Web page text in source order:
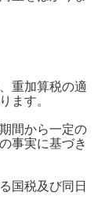
重加算税の適
ます。
間から一定の
事実に基づき
国税及び同日